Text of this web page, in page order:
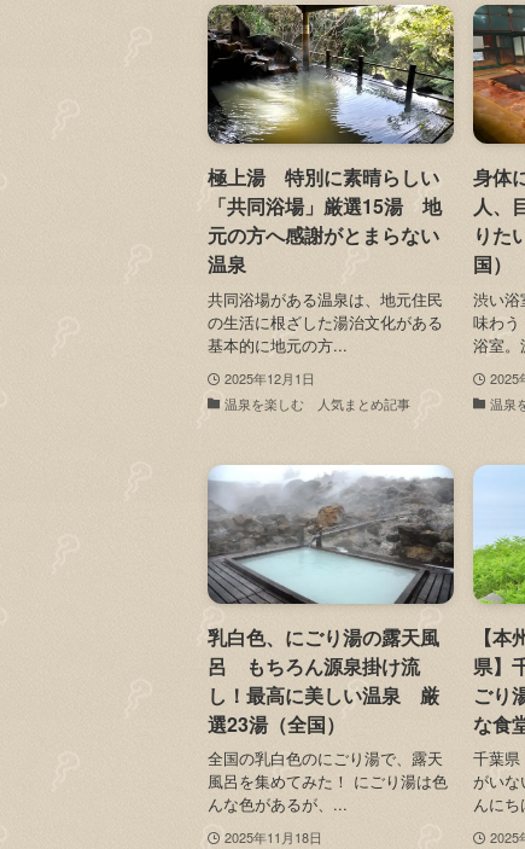
極上湯 特別に素晴らしい
「共同浴場」厳選15湯 地
元の方へ感謝がとまらない
温泉
共同浴場がある温泉は、地元住民
の生活に根ざした湯治文化がある
基本的に地元の方...
2025年12月1日
温泉を楽しむ 人気まとめ記事
身体
人、
りた
国）
渋い浴
味わ
浴室。
2025
温泉
乳白色、にごり湯の露天風
呂 もちろん源泉掛け流
し！最高に美しい温泉 厳
選23湯（全国）
全国の乳白色のにごり湯で、露天
風呂を集めてみた！ にごり湯は色
んな色があるが、...
2025年11月18日
【
県】
ごり
な食
千葉
がい
んに
2025